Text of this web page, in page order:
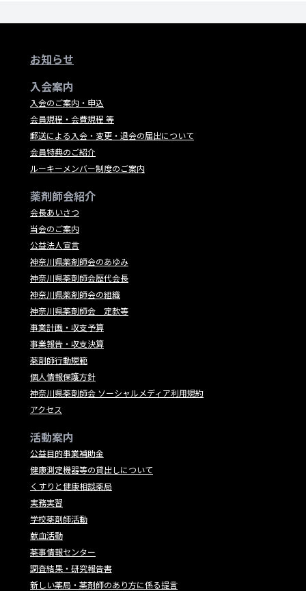
お知らせ
入会案内
入会のご案内・申込
会員規程・会費規程 等
郵送による入会・変更・退会の届出について
会員特典のご紹介
ルーキーメンバー制度のご案内
薬剤師会紹介
会長あいさつ
当会のご案内
公益法人宣言
神奈川県薬剤師会のあゆみ
神奈川県薬剤師会歴代会長
神奈川県薬剤師会の組織
神奈川県薬剤師会 定款等
事業計画・収支予算
事業報告・収支決算
薬剤師行動規範
個人情報保護方針
神奈川県薬剤師会 ソーシャルメディア利用規約
アクセス
活動案内
公益目的事業補助金
健康測定機器等の貸出しについて
くすりと健康相談薬局
実務実習
学校薬剤師活動
献血活動
薬事情報センター
調査結果・研究報告書
新しい薬局・薬剤師のあり方に係る提言